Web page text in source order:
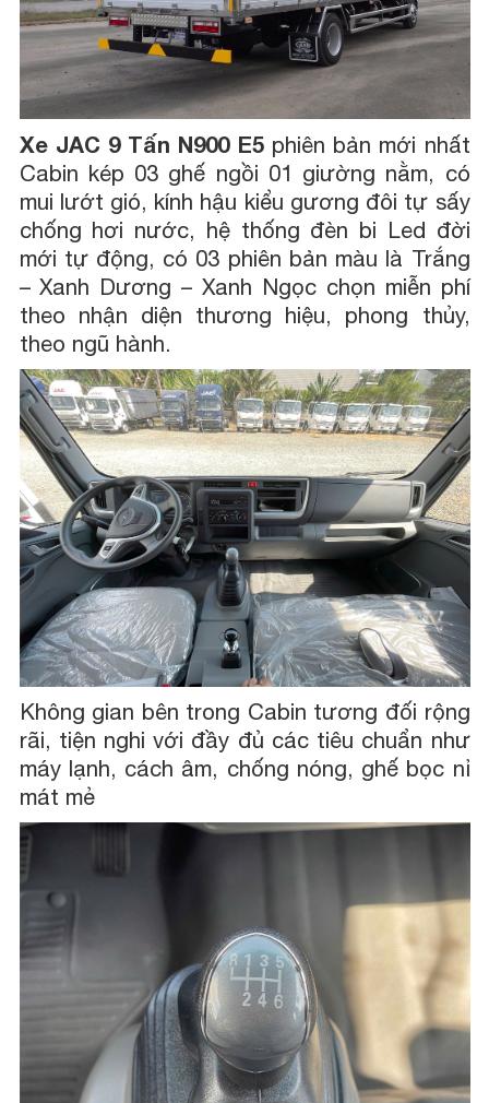
Xe JAC 9 Tấn N900 E5phiên bản mới nhất
Cabin kép 03 ghế ngồi 01 giường nằm, có
mui lướt gió, kính hậu kiểu gương đôi tự sấy
chống hơi nước, hệ thống đèn bi Led đời
mới tự động, có 03 phiên bản màu là Trắng
– Xanh Dương – Xanh Ngọc chọn miễn phí
theo nhận diện thương hiệu, phong thủy,
theo ngũ hành.
Không gian bên trong Cabin tương đối rộng
rãi, tiện nghi với đầy đủ các tiêu chuẩn như
máy lạnh, cách âm, chống nóng, ghế bọc nỉ
mát mẻ